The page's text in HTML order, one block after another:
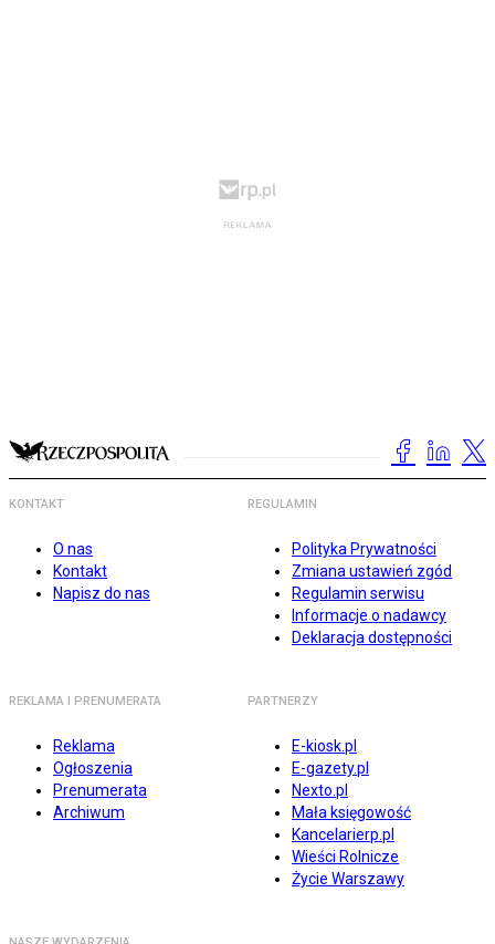
KONTAKT
O nas
Kontakt
Napisz do nas
REGULAMIN
Polityka Prywatności
Zmiana ustawień zgód
Regulamin serwisu
Informacje o nadawcy
Deklaracja dostępności
REKLAMA I PRENUMERATA
Reklama
Ogłoszenia
Prenumerata
Archiwum
PARTNERZY
E-kiosk.pl
E-gazety.pl
Nexto.pl
Mała księgowość
Kancelarierp.pl
Wieści Rolnicze
Życie Warszawy